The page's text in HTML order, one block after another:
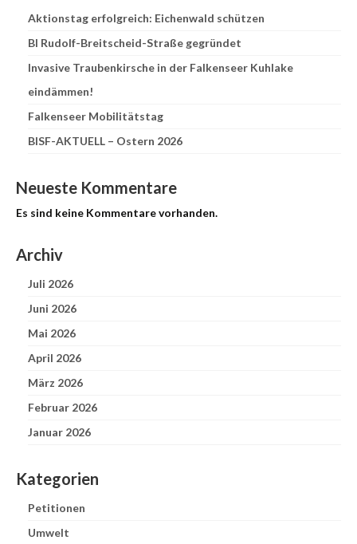
Aktionstag erfolgreich: Eichenwald schützen
BI Rudolf-Breitscheid-Straße gegründet
Invasive Traubenkirsche in der Falkenseer Kuhlake
eindämmen!
Falkenseer Mobilitätstag
BISF-AKTUELL – Ostern 2026
Neueste Kommentare
Es sind keine Kommentare vorhanden.
Archiv
Juli 2026
Juni 2026
Mai 2026
April 2026
März 2026
Februar 2026
Januar 2026
Kategorien
Petitionen
Umwelt